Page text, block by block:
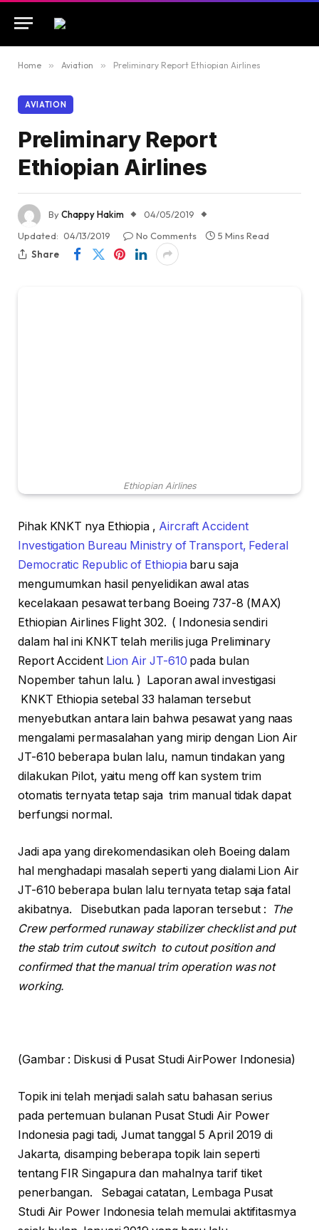
Home » Aviation » Preliminary Report Ethiopian Airlines
AVIATION
Preliminary Report
Ethiopian Airlines
ByChappy Hakim
04/05/2019
Updated: 04/13/2019 No Comments
5 Mins Read
Share
Ethiopian Airlines
Pihak KNKT nya Ethiopia , Aircraft Accident
Investigation Bureau Ministry of Transport, Federal
Democratic Republic of Ethiopia baru saja
mengumumkan hasil penyelidikan awal atas
kecelakaan pesawat terbang Boeing 737-8 (MAX)
Ethiopian Airlines Flight 302. ( Indonesia sendiri
dalam hal ini KNKT telah merilis juga Preliminary
Report AccidentLion Air JT-610 pada bulan
Nopember tahun lalu. ) Laporan awal investigasi
KNKT Ethiopia setebal 33 halaman tersebut
menyebutkan antara lain bahwa pesawat yang naas
mengalami permasalahan yang mirip dengan Lion Air
JT-610 beberapa bulan lalu, namun tindakan yang
dilakukan Pilot, yaitu meng off kan system trim
otomatis ternyata tetap saja trim manual tidak dapat
berfungsi normal.
Jadi apa yang direkomendasikan oleh Boeing dalam
hal menghadapi masalah seperti yang dialami Lion Air
JT-610 beberapa bulan lalu ternyata tetap saja fatal
akibatnya. Disebutkan pada laporan tersebut :
The
Crew performed runaway stabilizer checklist and put
the stab trim cutout switch to cutout position and
confirmed that the manual trim operation was not
working.
(Gambar : Diskusi di Pusat Studi AirPower Indonesia)
Topik ini telah menjadi salah satu bahasan serius
pada pertemuan bulanan Pusat Studi Air Power
Indonesia pagi tadi, Jumat tanggal 5 April 2019 di
Jakarta, disamping beberapa topik lain seperti
tentang FIR Singapura dan mahalnya tarif tiket
penerbangan. Sebagai catatan, Lembaga Pusat
Studi Air Power Indonesia telah memulai aktifitasmya